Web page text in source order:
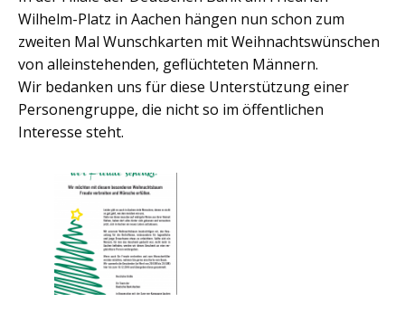
Wilhelm-Platz in Aachen hängen nun schon zum
zweiten Mal Wunschkarten mit Weihnachtswünschen
von alleinstehenden, geflüchteten Männern.
Wir bedanken uns für diese Unterstützung einer
Personengruppe, die nicht so im öffentlichen
Interesse steht.